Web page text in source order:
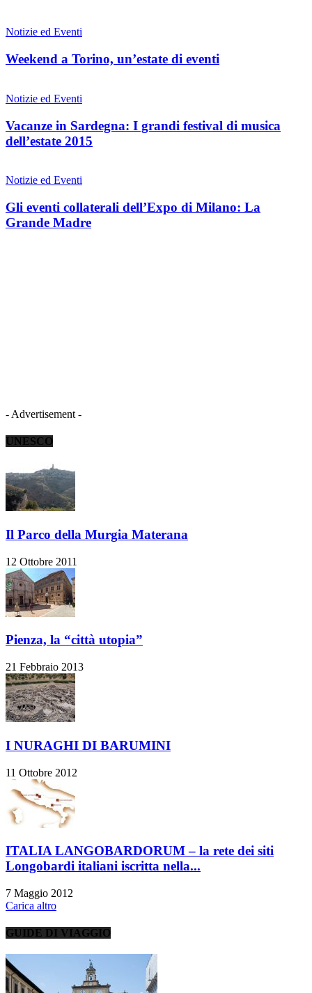
Notizie ed Eventi
Weekend a Torino, un’estate di eventi
Notizie ed Eventi
Vacanze in Sardegna: I grandi festival di musica
dell’estate 2015
Notizie ed Eventi
Gli eventi collaterali dell’Expo di Milano: La
Grande Madre
- Advertisement -
UNESCO
Il Parco della Murgia Materana
12 Ottobre 2011
Pienza, la “città utopia”
21 Febbraio 2013
I NURAGHI DI BARUMINI
11 Ottobre 2012
ITALIA LANGOBARDORUM – la rete dei siti
Longobardi italiani iscritta nella...
7 Maggio 2012
Carica altro
GUIDE DI VIAGGIO